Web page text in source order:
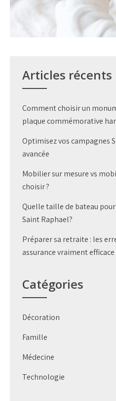
Articles récents
Comment choisir un
plaque commémorative
Optimisez vos campagnes
avancée
Mobilier sur mesure vs
choisir ?
Quelle taille de bateau
Saint Raphael?
Préparer sa retraite : les
assurance vraiment efficace
Catégories
Décoration
Famille
Médecine
Technologie